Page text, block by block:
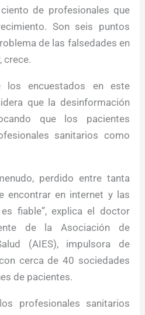
de profesionales que
Son seis puntos
de las falsedades en
crece.
encuestados en este
que la desinformación
que los pacientes
sanitarios como
perdido entre tanta
encontrar en internet y las
fiable”, explica el doctor
de la Asociación de
(AIES), impulsora de
cerca de 40 sociedades
de pacientes.
profesionales sanitarios